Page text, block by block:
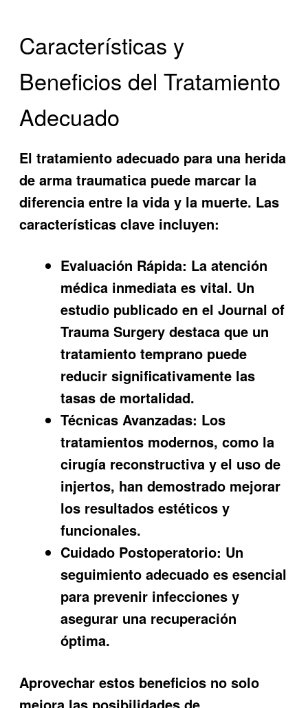
Características y
Beneficios del Tratamiento
Adecuado
El tratamiento adecuado para una herida
de arma traumatica puede marcar la
diferencia entre la vida y la muerte. Las
características clave incluyen:
Evaluación Rápida: La atención
médica inmediata es vital. Un
estudio publicado en el Journal of
Trauma Surgery destaca que un
tratamiento temprano puede
reducir significativamente las
tasas de mortalidad.
Técnicas Avanzadas: Los
tratamientos modernos, como la
cirugía reconstructiva y el uso de
injertos, han demostrado mejorar
los resultados estéticos y
funcionales.
Cuidado Postoperatorio: Un
seguimiento adecuado es esencial
para prevenir infecciones y
asegurar una recuperación
óptima.
Aprovechar estos beneficios no solo
mejora las posibilidades de